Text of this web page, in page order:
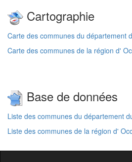
Cartographie
Carte des communes du département
Carte des communes de la région d'
Base de données
Liste des communes du département
Liste des communes de la région d'